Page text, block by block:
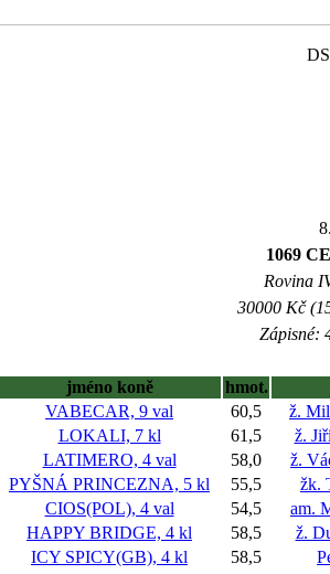
1069
Rovina
30000 Kč
Zápisné:
jméno koně
hmot.
VABECAR, 9 val 60,5
ž.
LOKALI, 7 kl 61,5
ž.
LATIMERO, 4 val 58,0
ž.
PYŠNÁ PRINCEZNA, 5 kl 55,5
žk.
CIOS(POL), 4 val 54,5
am.
HAPPY BRIDGE, 4 kl 58,5
ž.
ICY SPICY(GB), 4 kl 58,5